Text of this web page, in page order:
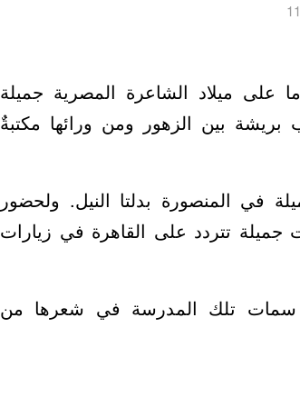
11
محرّك البحث جوجل الأربعاء بمرور 112 عاما على ميلاد الشاعرة المصرية جميلة
بريشة بين الزهور ومن ورائها مكتبةٌ
آذار عام 1907 ولدت جميلة في المنصورة بدلتا النيل. ولحضور
جميلة تتردد على القاهرة في زيارات
سمات تلك المدرسة في شعرها من